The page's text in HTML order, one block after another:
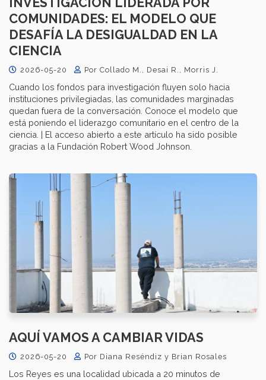
COMUNIDADES: EL MODELO QUE
DESAFÍA LA DESIGUALDAD EN LA
CIENCIA
2026-05-20 Por Collado M., Desai R., Morris J.
Cuando los fondos para investigación fluyen solo hacia
instituciones privilegiadas, las comunidades marginadas
quedan fuera de la conversación. Conoce el modelo que
está poniendo el liderazgo comunitario en el centro de la
ciencia. | El acceso abierto a este artículo ha sido posible
gracias a la Fundación Robert Wood Johnson.
AQUÍ VAMOS A CAMBIAR VIDAS
2026-05-20 Por Diana Reséndiz y Brian Rosales
Los Reyes es una localidad ubicada a 20 minutos de